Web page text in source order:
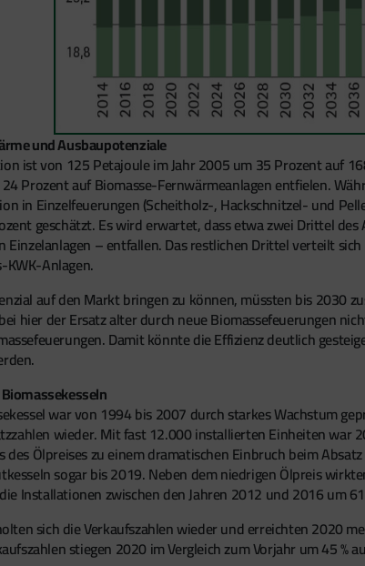
und Ausbaupotenziale
ist von 125 Petajoule im Jahr 2005 um 35 Prozent auf
Prozent auf Biomasse-Fernwärmeanlagen entfielen.
in Einzelfeuerungen (Scheitholz-, Hackschnitzel- und
geschätzt. Es wird erwartet, dass etwa zwei Drittel
Einzelanlagen – entfallen. Das restlichen Drittel verteilt
Anlagen.
auf den Markt bringen zu können, müssten bis
hier der Ersatz alter durch neue Biomassefeuerungen
Damit könnte die Effizienz deutlich
war von 1994 bis 2007 durch starkes Wachstum
wieder. Mit fast 12.000 installierten Einheiten war
des Ölpreises zu einem dramatischen Einbruch beim
sogar bis 2019. Neben dem niedrigen Ölpreis
Installationen zwischen den Jahren 2012 und 2016 um
sich die Verkaufszahlen wieder und erreichten 2020
stiegen 2020 im Vergleich zum Vorjahr um 45 %